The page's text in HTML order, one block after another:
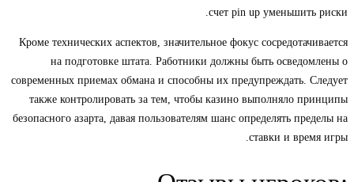
счет pin up уменьшить риски.
Кроме технических аспектов, значительное фокус сосредотачивается
на подготовке штата. Работники должны быть осведомлены о
современных приемах обмана и способны их предупреждать. Следует
также контролировать за тем, чтобы казино выполняло принципы
безопасного азарта, давая пользователям шанс определять пределы на
ставки и время игры.